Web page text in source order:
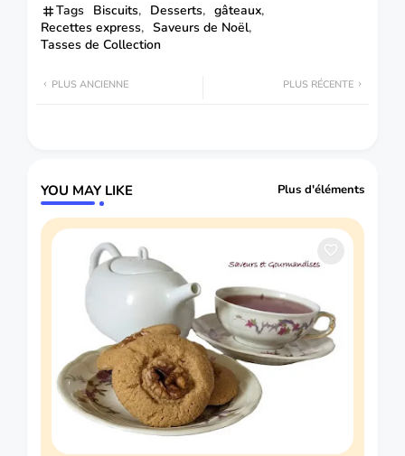
Tags Biscuits Desserts
gâteaux
Recettes express
Saveurs de Noël
Tasses de Collection
PLUS RÉCENTE
PLUS ANCIENNE
YOU MAY LIKE Plus d'éléments